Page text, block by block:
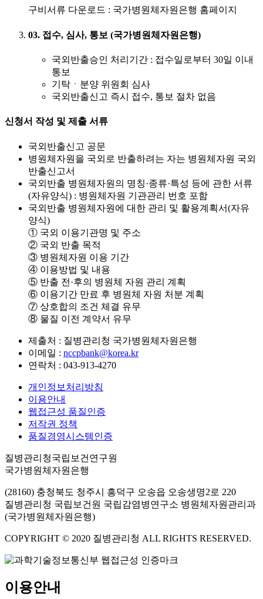
구비서류 다운로드 : 국가병원체자원은행 홈페이지
03. 접수, 심사, 통보 (국가병원체자원은행)
국외반출승인 처리기간 : 접수일로부터 30일 이내
통보
기탁ㆍ분양 위원회 심사
국외반출신고 즉시 접수, 통보 절차 없음
신청서 작성 및 제출 서류
국외반출신고 공문
병원체자원을 국외로 반출하려는 자는 병원체자원 국외
반출신고서
국외반출 병원체자원의 명칭·종류·특성 등에 관한 서류
(자유양식) : 병원체자원 기관관리 번호 포함
국외반출 병원체자원에 대한 관리 및 활용계획서(자유
양식)
① 국외 이용기관명 및 주소
② 국외 반출 목적
③ 병원체자원 이용 기간
④ 이용방법 및 내용
⑤ 반출 전·후의 병원체 자원 관리 계획
⑥ 이용기간 만료 후 병원체 자원 처분 계획
⑦ 상호합의 조건 체결 유무
⑧ 물질 이전 계약서 유무
제출처 : 질병관리청 국가병원체자원은행
이메일 : nccpbank@korea.kr
연락처 : 043-913-4270
개인정보처리방침
이용안내
웹접근성 품질인증
저작권 정책
품질경영시스템인증
질병관리청국립보건연구원
국가병원체자원은행
(28160) 충청북도 청주시 흥덕구 오송읍 오송생명2로 220
질병관리청 국립보건원 국립감염병연구소 병원체자원관리과
(국가병원체자원은행)
COPYRIGHT © 2020 질병관리청 ALL RIGHTS RESERVED.
이용안내